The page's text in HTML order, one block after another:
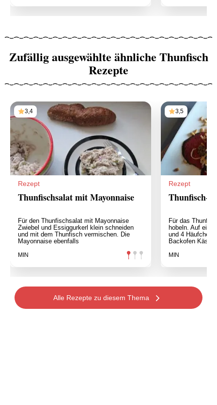
Zufällig ausgewählte ähnliche Thunfisch
Rezepte
3,4
Rezept
Thunfischsalat mit Mayonnaise
Für den Thunfischsalat mit Mayonnaise
Zwiebel und Essiggurkerl klein schneiden
und mit dem Thunfisch vermischen. Die
Mayonnaise ebenfalls
MIN
3,5
Rezept
Thunfisch-
Für das
hobeln. Auf ein
und 4 Häufchen
Backofen
MIN
Alle Rezepte zu diesem Thema